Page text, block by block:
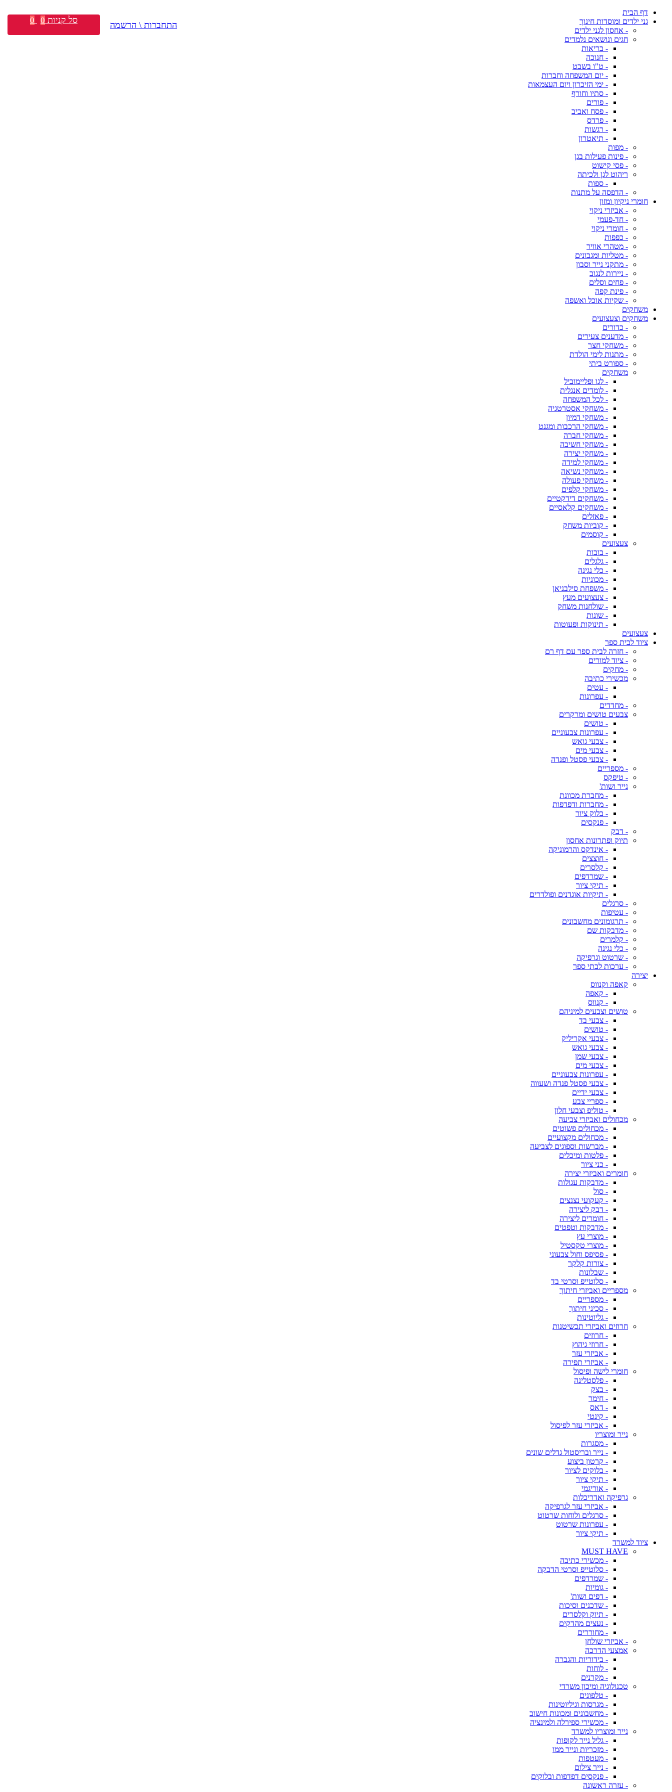
דף הבית
גני ילדים ומוסדות חינוך
- אחסון לגני ילדים
חגים ונושאים נלמדים
- בריאות
- חנוכה
- ט"ו בשבט
- יום המשפחה וחברות
- ימי הזיכרון ויום העצמאות
- סתיו וחורף
- פורים
- פסח ואביב
- פרדס
- רגשות
- תיאטרון
- מפות
- פינות פעילות בגן
- פסי קישוט
ריהוט לגן ולכיתה
- ספות
- הדפסה על מתנות
חומרי ניקיון ומזון
- אביזרי ניקוי
- חד-פעמי
- חומרי ניקוי
- כפפות
- מטהרי אוויר
- מטליות ומגבונים
- מתקני נייר וסבון
- ניירות לנגוב
- פחים וסלים
- פינת קפה
- שקיות אוכל ואשפה
משחקים
משחקים וצעצועים
- כדורים
- מדענים צעירים
- משחקי חצר
- מתנות לימי הולדת
- ספורט ביתי
משחקים
- לגו ופליימוביל
- לומדים אנגלית
- לכל המשפחה
- משחקי אסטרטגיה
- משחקי דמיון
- משחקי הרכבות ומגנט
- משחקי חברה
- משחקי חשיבה
- משחקי יצירה
- משחקי למידה
- משחקי נשיאה
- משחקי פעולה
- משחקי קלפים
- משחקים דידקטיים
- משחקים קלאסיים
- פאזלים
- קוביות משחק
- קוסמים
צעצועים
- בובות
- גלגלים
- כלי נגינה
- מכוניות
- משפחת סילבניאן
- צעצועים מעץ
- שולחנות משחק
- שונות
- תינוקות ופעוטות
צעצועים
ציוד לבית ספר
- חזרה לבית ספר עם דף רם
- ציוד למורים
- מחקים
מכשירי כתיבה
- עטים
- עפרונות
- מחדדים
צבעים טושים ומרקרים
- טושים
- עפרונות צבעוניים
- צבעי גואש
- צבעי מים
- צבעי פסטל ופנדה
- מספריים
- טיפקס
נייר ושות'
- מחברת מכוונת
- מחברות ודפדפות
- בלוק ציור
- פנקסים
- דבק
תיוק ופתרונות אחסון
- אינדקס והרמוניקה
- חוצצים
- קלסרים
- שמרדפים
- תיקי ציור
- תיקיות אוגדנים ופולדרים
- סרגלים
- עטיפות
- תרגומונים מחשבונים
- מדבקות שם
- קלמרים
- כלי נגינה
- שרטוט וגרפיקה
- ערכות לבתי ספר
יצירה
קאפה וקנווס
- קאפה
- קנווס
טושים וצבעים למיניהם
- צבעי בד
- טושים
- צבעי אקריליק
- צבעי גואש
- צבעי שמן
- צבעי מים
- עפרונות צבעוניים
- צבעי פסטל פנדה ושעווה
- צבעי ידיים
- ספריי צבע
- טוליפ וצבעי חלון
מכחולים ואביזרי צביעה
- מכחולים פשוטים
- מכחולים מקצועיים
- מברשות וספוגים לצביעה
- פלטות ומיכלים
- כני ציור
חומרים ואביזרי יצירה
- מדבקות עגולות
- סול
- קעקועי נצנצים
- דבק ליצירה
- חומרים ליצירה
- מדבקות וטפטים
- מוצרי עץ
- מוצרי טקסטיל
- פסיפס וחול צבעוני
- צורות קלקר
- שבלונות
- סלוטייפ וסרטי בד
מספריים ואביזרי חיתוך
- מספריים
- סכיני חיתוך
- גליוטינות
חרוזים ואביזרי תכשיטנות
- חרוזים
- חרוזי גיהוץ
- אביזרי עזר
- אביזרי תפירה
חומרי לישה ופיסול
- פלסטלינה
- בצק
- חימר
- דאס
- קינטי
- אביזרי עזר לפיסול
נייר ומוצריו
- מסגרות
- נייר ובריסטול גדלים שונים
- קרטון ביצוע
- בלוקים לציור
- תיקי ציור
- אוריגמי
גרפיקה ואדריכלות
- אביזרי עזר לגרפיקה
- סרגלים ולוחות שרטוט
- עפרונות שרטוט
- תיקי ציור
ציוד למשרד
MUST HAVE
- מכשירי כתיבה
- סלוטייפ וסרטי הדבקה
- שמרדפים
- גומיות
- דפים ושות'
- שדכנים וסיכות
- תיוק וקלסרים
- נעצים מהדקים
- מחוררים
- אביזרי שולחן
אמצעי הדרכה
- בידוריות והגברה
- לוחות
- מקרנים
טכנולוגיה ומיכון משרדי
- טלפונים
- מגרסות וגיליוטינות
- מחשבונים ומכונות חישוב
- מכשירי ספירלה ולמינציה
נייר ומוצריו למשרד
- גליל נייר לקופות
- מזכריות ונייר ממו
- מעטפות
- נייר צילום
- פנקסים דפדפות ובלוקים
- עזרה ראשונה
התחברות \ הרשמה סל קניות 0
0